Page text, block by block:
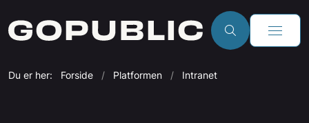
Du er her: Forside Platformen Intranet